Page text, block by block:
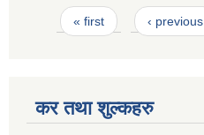
Pages
« first ‹ previous
कर तथा शुल्कहरु